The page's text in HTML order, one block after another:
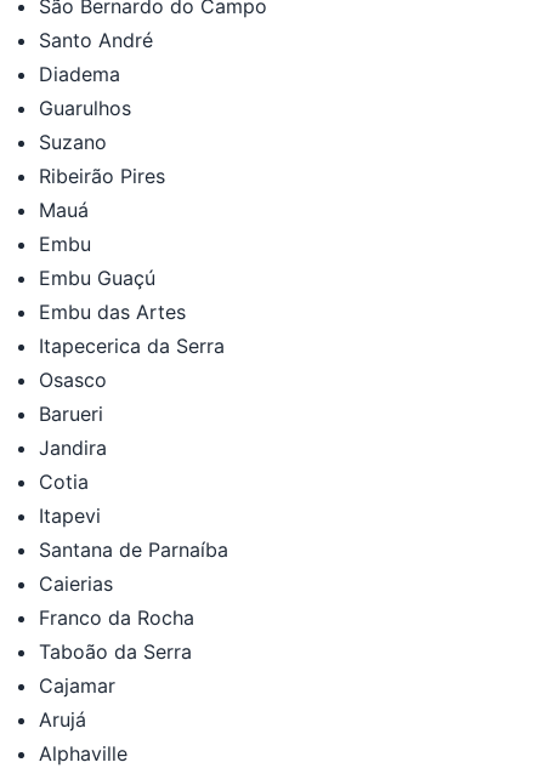
São Bernardo do Campo
Santo André
Diadema
Guarulhos
Suzano
Ribeirão Pires
Mauá
Embu
Embu Guaçú
Embu das Artes
Itapecerica da Serra
Osasco
Barueri
Jandira
Cotia
Itapevi
Santana de Parnaíba
Caierias
Franco da Rocha
Taboão da Serra
Cajamar
Arujá
Alphaville